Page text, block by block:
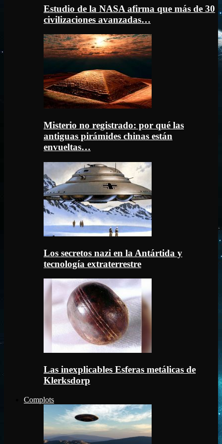
Estudio de la NASA afirma que más de 30
civilizaciones avanzadas…
Misterio no registrado: por qué las
antiguas pirámides chinas están
envueltas…
Los secretos nazi en la Antártida y
tecnología extraterrestre
Las inexplicables Esferas metálicas de
Klerksdorp
Complots